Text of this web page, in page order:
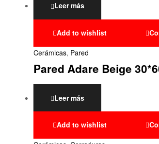
Leer más
Add to wishlist
Cerámicas, Pared
Pared Adare Beige
Leer más
Add to wishlist